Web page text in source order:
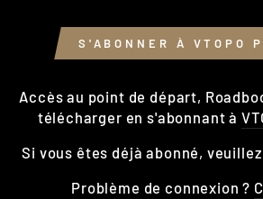
S'ABONNER À VTOPO
Accès au point de départ,
télécharger en s'abonnant à
Si vous êtes déjà abonné,
Problème de connexion ?